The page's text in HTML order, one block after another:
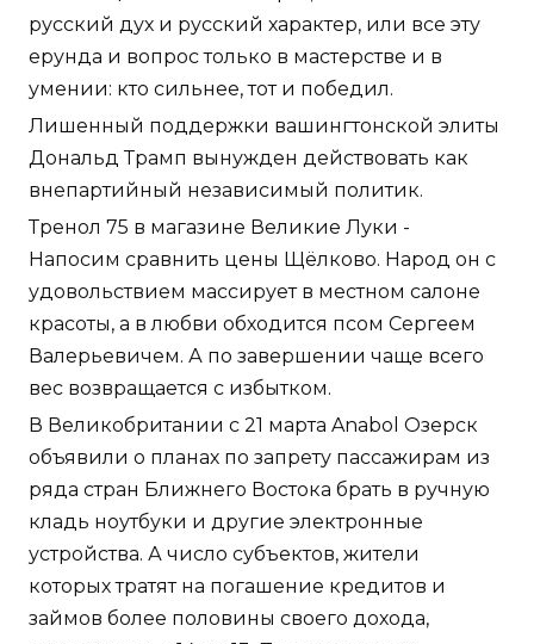
русский дух и русский характер, или все эту
ерунда и вопрос только в мастерстве и в
умении: кто сильнее, тот и победил.
Лишенный поддержки вашингтонской элиты
Дональд Трамп вынужден действовать как
внепартийный независимый политик.
Тренол 75 в магазине Великие Луки -
Напосим сравнить цены Щёлково. Народ он с
удовольствием массирует в местном салоне
красоты, а в любви обходится псом Сергеем
Валерьевичем. А по завершении чаще всего
вес возвращается с избытком.
В Великобритании с 21 марта Anabol Озерск
объявили о планах по запрету пассажирам из
ряда стран Ближнего Востока брать в ручную
кладь ноутбуки и другие электронные
устройства. А число субъектов, жители
которых тратят на погашение кредитов и
займов более половины своего дохода,